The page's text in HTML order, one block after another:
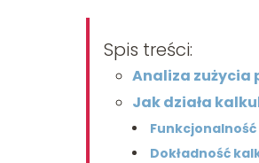
Spis treści:
Analiza zużycia
Jak działa
Dokładność